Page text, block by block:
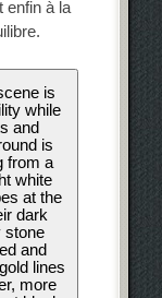
enfin à la